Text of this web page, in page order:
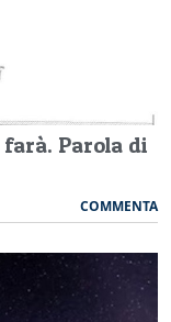
Parola di
COMMENTA